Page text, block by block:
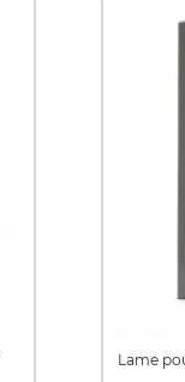
Lame